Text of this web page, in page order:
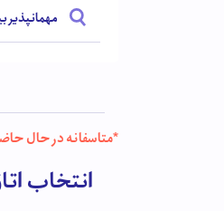
مهمانپذیر
*متاسفانه در حال
انتخاب